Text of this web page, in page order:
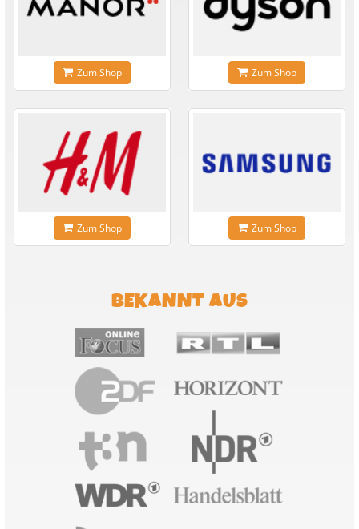
Zum Shop Zum Shop
Zum Shop Zum Shop
BEKANNT AUS